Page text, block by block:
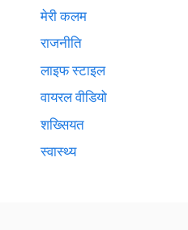
मेरी कलम
राजनीति
लाइफ स्टाइल
वायरल वीडियो
शख्सियत
स्वास्थ्य